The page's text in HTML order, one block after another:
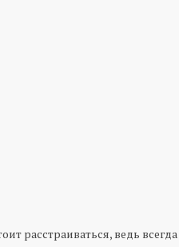
расстраиваться, ведь